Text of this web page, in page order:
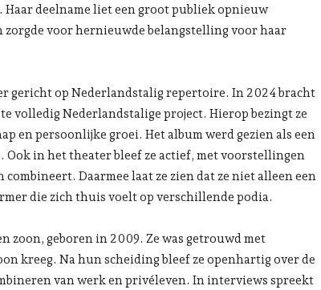
deelname liet een groot publiek opnieuw
voor hernieuwde belangstelling voor haar
gericht op Nederlandstalig repertoire. In 2024 bracht
volledig Nederlandstalige project. Hierop bezingt ze
en persoonlijke groei. Het album werd gezien als een
Ook in het theater bleef ze actief, met voorstellingen
Daarmee laat ze zien dat ze niet alleen een
die zich thuis voelt op verschillende podia.
zoon, geboren in 2009. Ze was getrouwd met
kreeg. Na hun scheiding bleef ze openhartig over de
van werk en privéleven. In interviews spreekt